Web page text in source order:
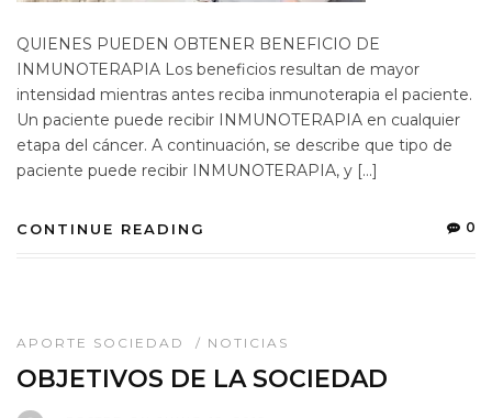
QUIENES PUEDEN OBTENER BENEFICIO DE
INMUNOTERAPIA Los beneficios resultan de mayor
intensidad mientras antes reciba inmunoterapia el paciente.
Un paciente puede recibir INMUNOTERAPIA en cualquier
etapa del cáncer. A continuación, se describe que tipo de
paciente puede recibir INMUNOTERAPIA, y […]
CONTINUE READING 0
APORTE SOCIEDAD / NOTICIAS
OBJETIVOS DE LA SOCIEDAD